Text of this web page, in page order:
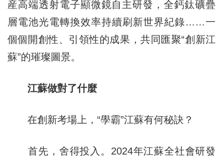
産高端透射電子顯微鏡自主研發，全鈣鈦礦疊
層電池光電轉換效率持續刷新世界紀錄……一
個個開創性、引領性的成果，共同匯聚“創新江
蘇”的璀璨圖景。
江蘇做對了什麼
在創新考場上，“學霸”江蘇有何秘訣？
首先，舍得投入。2024年江蘇全社會研發